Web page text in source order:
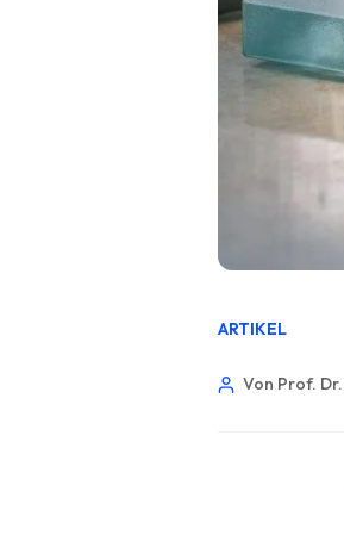
ARTIKEL
Von Prof.